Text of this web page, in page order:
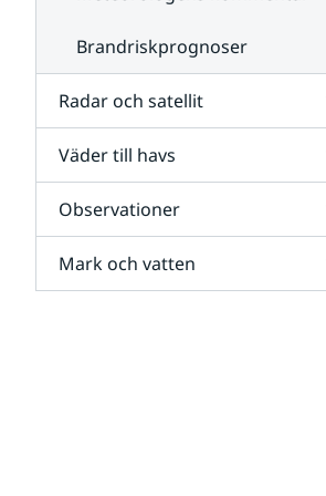
Brandriskprognoser
Radar och satellit
Väder till havs
Observationer
Mark och vatten